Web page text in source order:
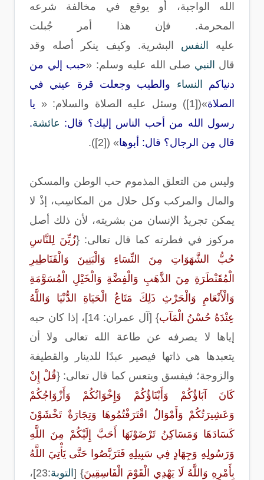
الله الواجبة، أو يوقع في مخالفة شرعه
المحرمة. فإن هذا أمر جُبلت
عليه
النفس
البشرية. وكيف ينكر أصله وقد
قال
النبي صلى الله عليه وسلم: «حبب إلي من
دنياكم
النساء
والطيب وجعلت قرة عيني في
الصلاة»([1]) وسئل عليه الصلاة والسلام: « يا
رسول الله من أحب الناس إليك؟ قال: عائشة.
قال مِن الرجال؟ قال: أبوها» ([2])‌.
وليس من التعلق المذموم حب الوطن والمسكن
والمال والمركب وكل حلال من المكاسِب، إذْ لا
يمكن تجريدُ الإنسان من بشريته، لأن ذلك أصل
مركوز في فطرته كما قال تعالى: {زُيِّنَ لِلنَّاسِ
حُبُّ الشَّهَوَاتِ مِنَ النِّسَاءِ وَالْبَنِينَ وَالْقَنَاطِيرِ
الْمُقَنْطَرَةِ مِنَ الذَّهَبِ وَالْفِضَّةِ وَالْخَيْلِ الْمُسَوَّمَةِ
وَالْأَنْعَامِ وَالْحَرْثِ ذَلِكَ مَتَاعُ الْحَيَاةِ الدُّنْيَا وَاللَّهُ
عِنْدَهُ حُسْنُ الْمَآب} [
آل عمران: 14]، إذا كان حبه
إياها لا يصرفه عن طاعة الله تعالى ولا أن
يتعبدها هي ذاتها فيصير عبدًا للدينار والقطيفة
والزوجة؛ فيفسق ويتعس كما قال تعالى: {قُلْ إِنْ
كَانَ آبَاؤُكُمْ وَأَبْنَاؤُكُمْ وَإِخْوَانُكُمْ وَأَزْوَاجُكُمْ
وَعَشِيرَتُكُمْ وَأَمْوَالٌ اقْتَرَفْتُمُوهَا وَتِجَارَةٌ تَخْشَوْنَ
كَسَادَهَا وَمَسَاكِنُ تَرْضَوْنَهَا أَحَبَّ إِلَيْكُمْ مِنَ اللَّهِ
وَرَسُولِهِ وَجِهَادٍ فِي سَبِيلِهِ فَتَرَبَّصُوا حَتَّى يَأْتِيَ اللَّهُ
بِأَمْرِهِ وَاللَّهُ لَا يَهْدِي الْقَوْمَ الْفَاسِقِينَ} [ التوبة:23]
،